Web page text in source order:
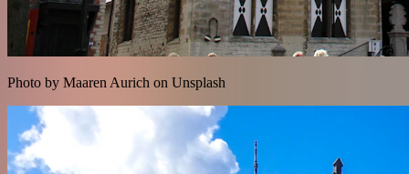
Photo by Maaren Aurich on Unsplash